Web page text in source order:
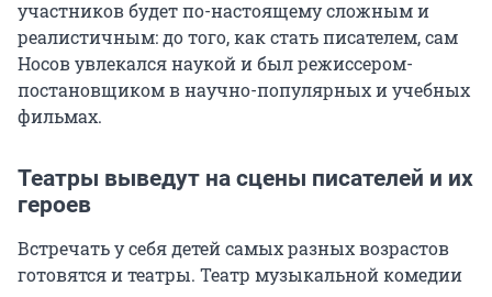
участников будет по-настоящему сложным и
реалистичным: до того, как стать писателем, сам
Носов увлекался наукой и был режиссером-
постановщиком в научно-популярных и учебных
фильмах.
Театры выведут на сцены писателей и их
героев
Встречать у себя детей самых разных возрастов
готовятся и театры. Театр музыкальной комедии